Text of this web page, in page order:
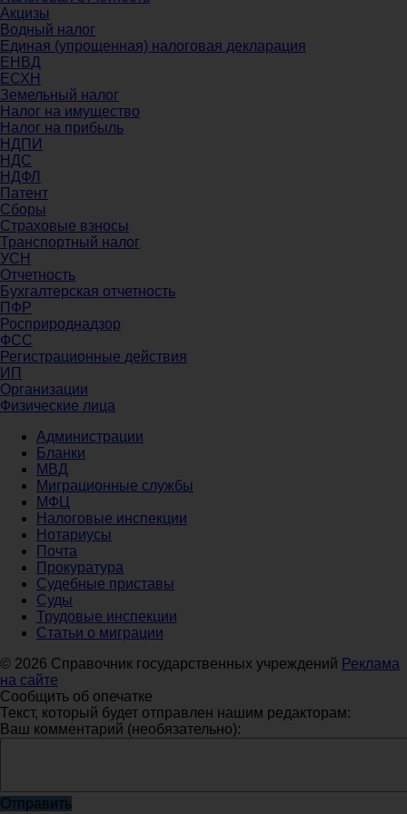
Акцизы
Водный налог
Единая (упрощенная) налоговая декларация
ЕНВД
ЕСХН
Земельный налог
Налог на имущество
Налог на прибыль
НДПИ
НДС
НДФЛ
Патент
Сборы
Страховые взносы
Транспортный налог
УСН
Отчетность
Бухгалтерская отчетность
ПФР
Росприроднадзор
ФСС
Регистрационные действия
ИП
Организации
Физические лица
Администрации
Бланки
МВД
Миграционные службы
МФЦ
Налоговые инспекции
Нотариусы
Почта
Прокуратура
Судебные приставы
Суды
Трудовые инспекции
Статьи о миграции
© 2026 Справочник государственных учреждений Реклама
на сайте
Сообщить об опечатке
Текст, который будет отправлен нашим редакторам:
Ваш комментарий (необязательно):
Отправить